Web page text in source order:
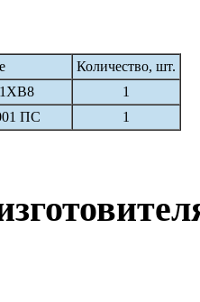
Количество, шт.
1
ПС 1